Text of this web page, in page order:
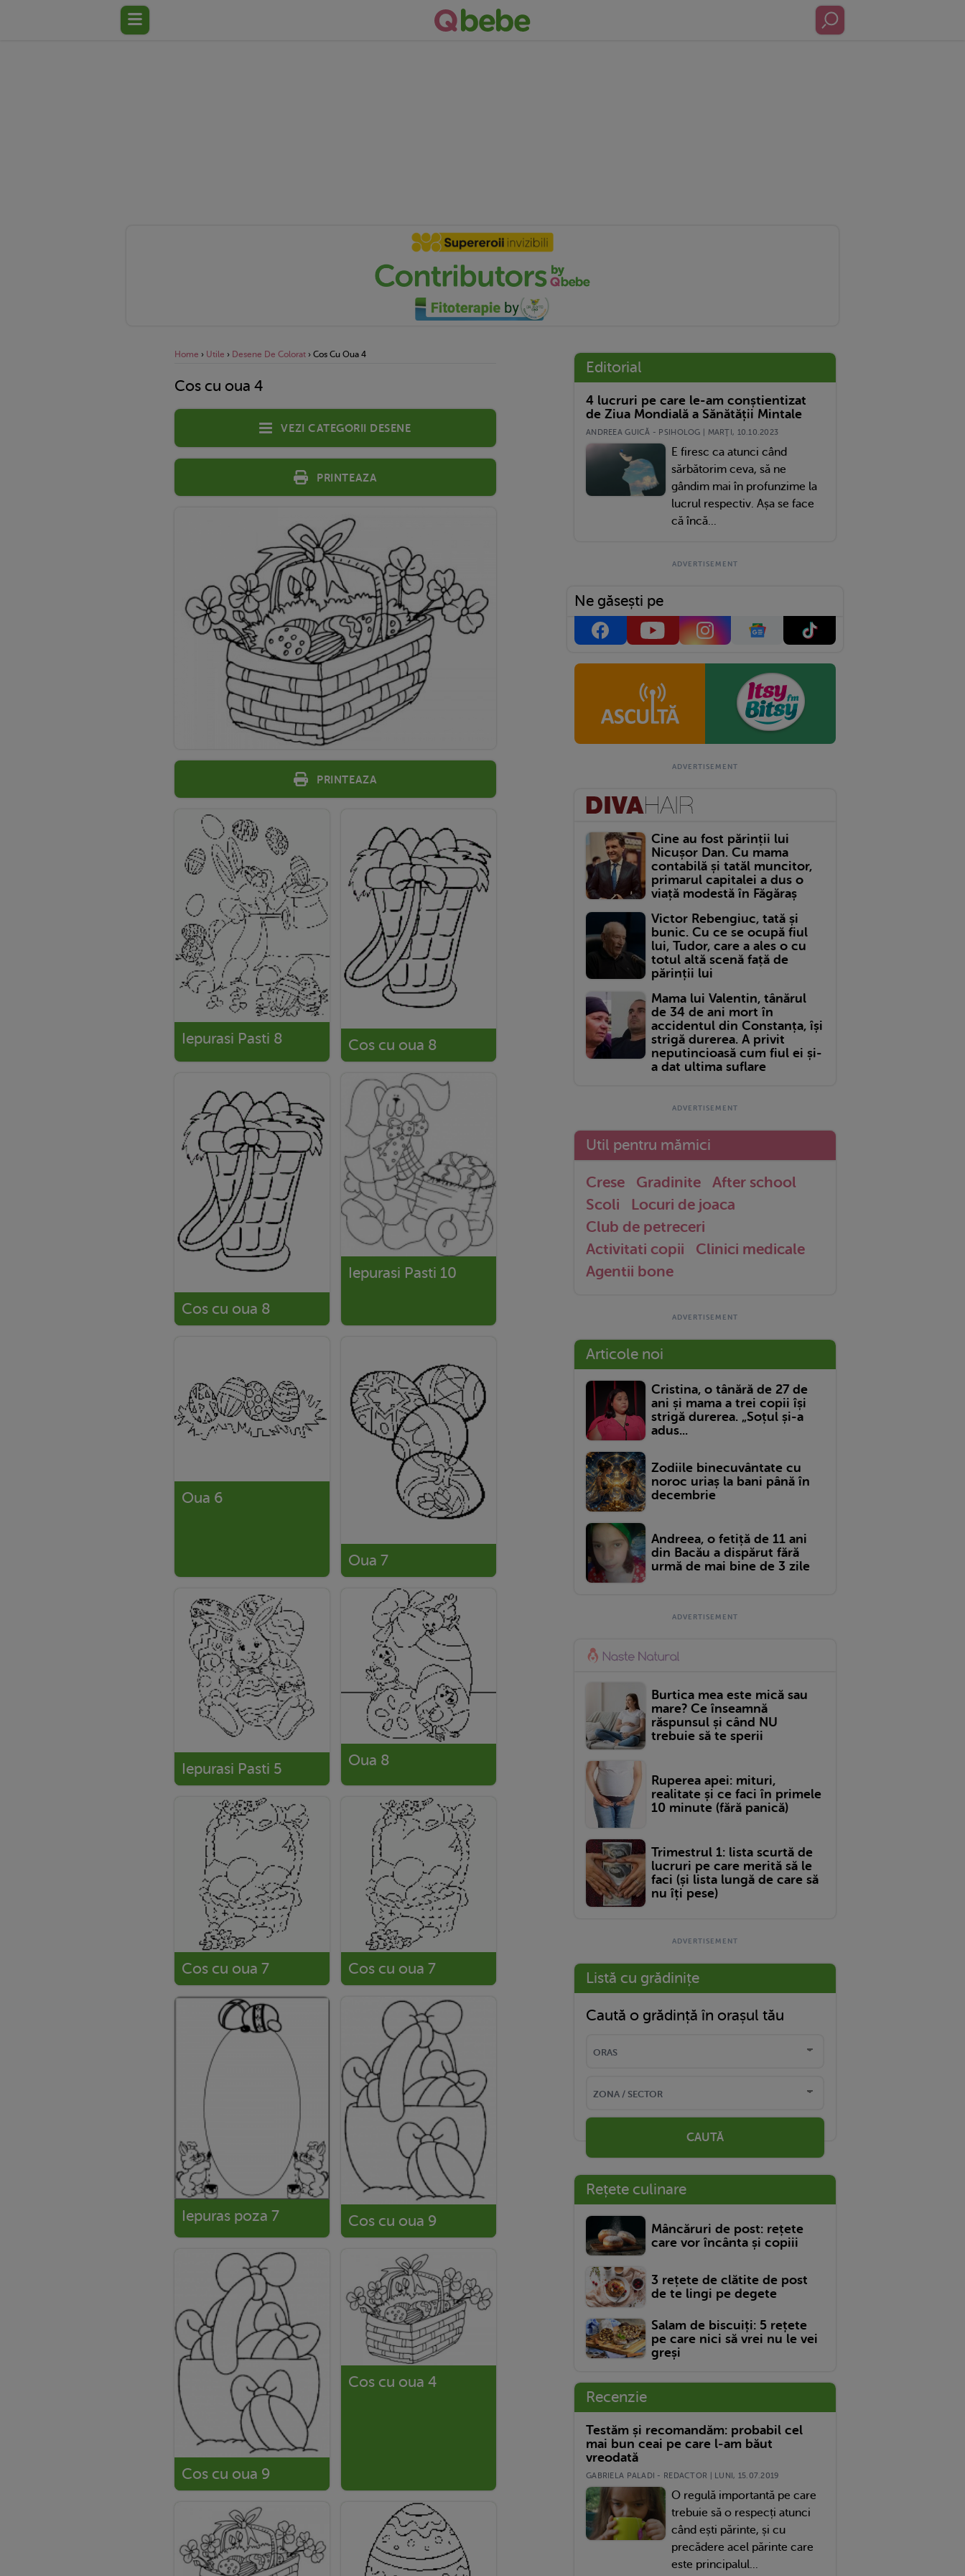
Home › Utile › Desene De Colorat › Cos Cu Oua 4
Cos cu oua 4
Vezi categorii desene
Printeaza
Printeaza
Iepurasi Pasti 8 Cos cu oua 8
Cos cu oua 8
Iepurasi Pasti 10
Oua 6
Oua 7
Iepurasi Pasti 5 Oua 8
Cos cu oua 7 Cos cu oua 7
Iepuras poza 7 Cos cu oua 9
Cos cu oua 9
Cos cu oua 4
Editorial
4 lucruri pe care le-am conștientizat
de Ziua Mondială a Sănătății Mintale
ANDREEA GUICĂ - PSIHOLOG | MARŢI, 10.10.2023
E firesc ca atunci când
sărbătorim ceva, să ne
gândim mai în profunzime la
lucrul respectiv. Așa se face
că încă...
Ne găsești pe
Cine au fost părinții lui
Nicușor Dan. Cu mama
contabilă și tatăl muncitor,
primarul capitalei a dus o
viață modestă în Făgăraș
Victor Rebengiuc, tată și
bunic. Cu ce se ocupă fiul
lui, Tudor, care a ales o cu
totul altă scenă față de
părinții lui
Mama lui Valentin, tânărul
de 34 de ani mort în
accidentul din Constanța, își
strigă durerea. A privit
neputincioasă cum fiul ei și-
a dat ultima suflare
Util pentru mămici
Crese Gradinite
After school
Scoli
Locuri de joaca
Club de petreceri
Activitati copii
Clinici medicale
Agentii bone
Articole noi
Cristina, o tânără de 27 de
ani și mama a trei copii își
strigă durerea. „Soțul și-a
adus...
Zodiile binecuvântate cu
noroc uriaș la bani până în
decembrie
Andreea, o fetiță de 11 ani
din Bacău a dispărut fără
urmă de mai bine de 3 zile
Burtica mea este mică sau
mare? Ce înseamnă
răspunsul și când NU
trebuie să te sperii
Ruperea apei: mituri,
realitate și ce faci în primele
10 minute (fără panică)
Trimestrul 1: lista scurtă de
lucruri pe care merită să le
faci (și lista lungă de care să
nu îți pese)
Listă cu grădinițe
Caută o grădință în orașul tău
CAUTĂ
Rețete culinare
Mâncăruri de post: rețete
care vor încânta și copiii
3 rețete de clătite de post
de te lingi pe degete
Salam de biscuiți: 5 rețete
pe care nici să vrei nu le vei
greși
Recenzie
Testăm și recomandăm: probabil cel
mai bun ceai pe care l-am băut
vreodată
GABRIELA PALADI - REDACTOR | LUNI, 15.07.2019
O regulă importantă pe care
trebuie să o respecți atunci
când ești părinte, și cu
precădere acel părinte care
este principalul...